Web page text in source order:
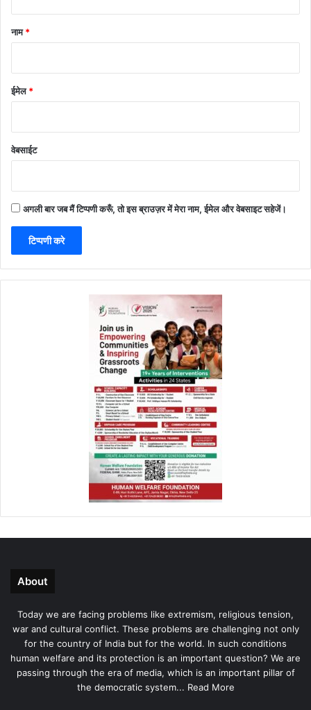
नाम*
ईमेल*
वेबसाईट
अगली बार जब मैं टिप्पणी करूँ, तो इस ब्राउज़र में मेरा नाम, ईमेल और वेबसाइट सहेजें।
About
Today we are facing problems like extremism, religious tension,
war and cultural conflict. These problems are challenging not only
for the country of India but for the world. In such conditions
human welfare and its protection is an important question? We are
passing through the era of media, which is an important pillar of
the democratic system... Read More